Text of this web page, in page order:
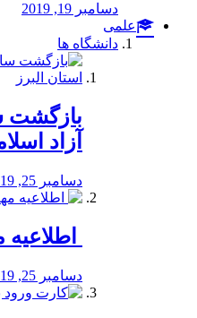
دسامبر 19, 2019
علمی
دانشگاه ها
بازگشت
آزاد
دسامبر 25, 2019
دسامبر 25, 2019